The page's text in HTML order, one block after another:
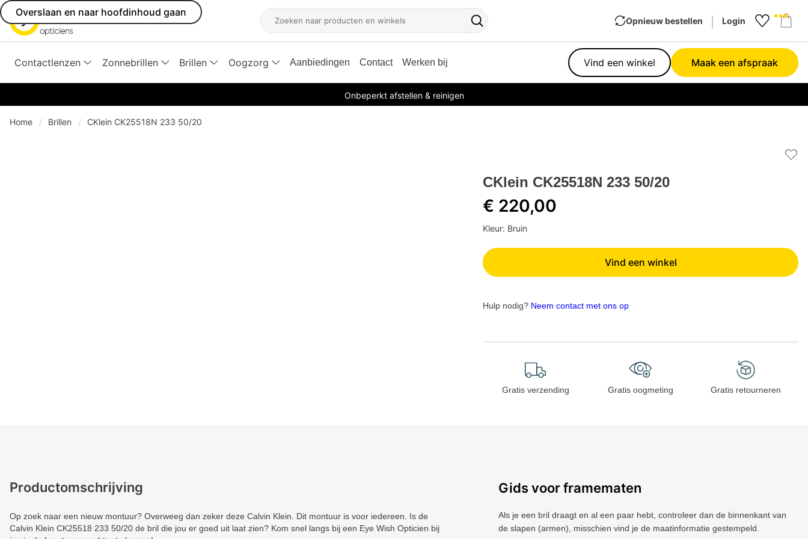
Overslaan en naar hoofdinhoud gaan
Zoeken
Zoekknop
Opnieuw bestellen Login
Contactlenzen Zonnebrillen Brillen Oogzorg Aanbiedingen Contact Werken bij Vind een winkel Maak een afspraak
Onbeperkt afstellen & reinigen
Home Brillen CKlein CK25518N 233 50/20
CKlein CK25518N 233 50/20
€ 220,00
Kleur: Bruin
Vind een winkel
Hulp nodig? Neem contact met ons op
Gratis verzending Gratis oogmeting Gratis retourneren
Productomschrijving
Op zoek naar een nieuw montuur? Overweeg dan zeker deze Calvin Klein. Dit montuur is voor iedereen. Is de
Calvin Klein CK25518 233 50/20 de bril die jou er goed uit laat zien? Kom snel langs bij een Eye Wish Opticien bij
Gids voor framematen
Als je een bril draagt ​​en al een paar hebt, controleer dan de binnenkant van
de slapen (armen), misschien vind je de maatinformatie gestempeld.